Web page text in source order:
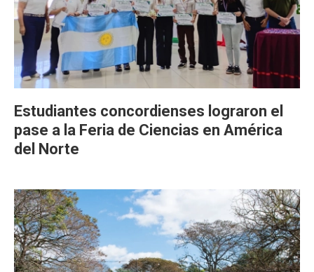
Estudiantes concordienses lograron el
pase a la Feria de Ciencias en América
del Norte